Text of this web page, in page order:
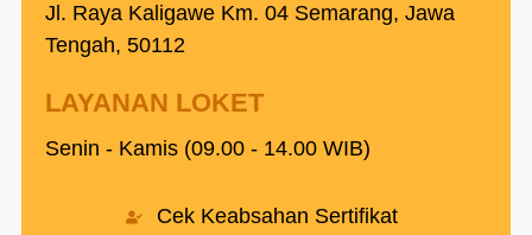
Jl. Raya Kaligawe Km. 04 Semarang, Jawa
Tengah, 50112
LAYANAN LOKET
Senin - Kamis (09.00 - 14.00 WIB)
Cek Keabsahan Sertifikat